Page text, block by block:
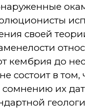
своей
кембрия до
состоит в том,
сомнению их